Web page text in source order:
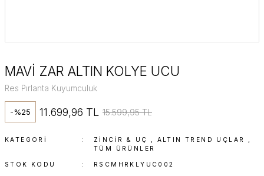
MAVİ ZAR ALTIN KOLYE UCU
Res Pırlanta Kuyumculuk
-%25 11.699,96 TL 15.599,95 TL
KATEGORI ZINCIR & UÇ ALTIN TREND UÇLAR
TÜM ÜRÜNLER
STOK KODU RSCMHRKLYUC002